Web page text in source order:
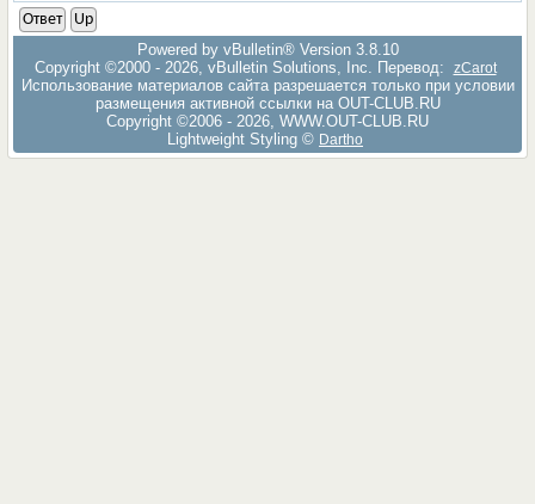
Ответ
Up
Powered by vBulletin® Version 3.8.10
Copyright ©2000 - 2026, vBulletin Solutions, Inc. Перевод:
zCarot
Использование материалов сайта разрешается только при условии
размещения активной ссылки на OUT-CLUB.RU
Copyright ©2006 - 2026, WWW.OUT-CLUB.RU
Lightweight Styling © Dartho